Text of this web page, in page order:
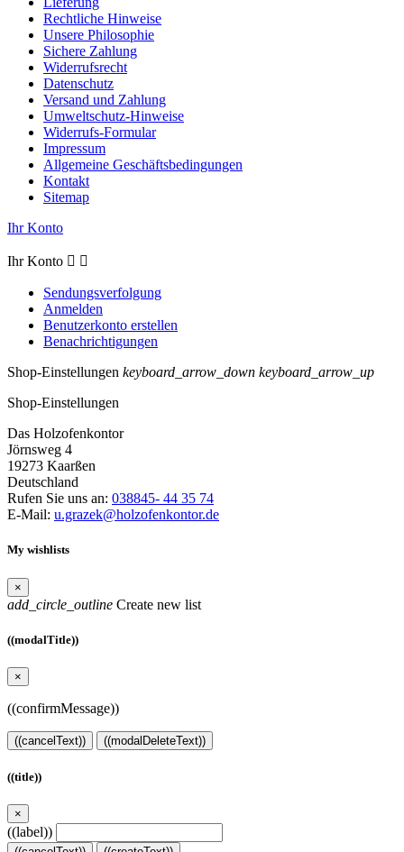
Rechtliche Hinweise
Unsere Philosophie
Sichere Zahlung
Widerrufsrecht
Datenschutz
Versand und Zahlung
Umweltschutz-Hinweise
Widerrufs-Formular
Impressum
Allgemeine Geschäftsbedingungen
Kontakt
Sitemap
Ihr Konto
Ihr Konto  
Sendungsverfolgung
Anmelden
Benutzerkonto erstellen
Benachrichtigungen
Shop-Einstellungen keyboard_arrow_down keyboard_arrow_up
Shop-Einstellungen
Das Holzofenkontor
Jörnsweg 4
19273 Kaarßen
Deutschland
Rufen Sie uns an: 038845- 44 35 74
E-Mail: u.grazek@holzofenkontor.de
My wishlists
×
add_circle_outline Create new list
((modalTitle))
×
((confirmMessage))
((cancelText)) ((modalDeleteText))
((title))
×
((label))